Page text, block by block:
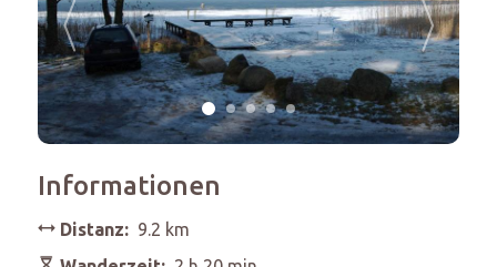
Informationen
Distanz: 9.2 km